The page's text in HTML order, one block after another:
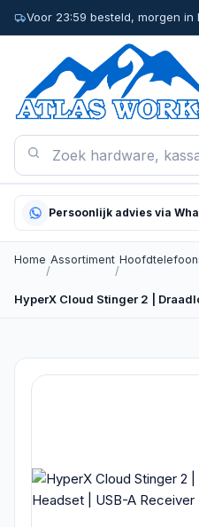
Voor 23:59 besteld, morgen in
Persoonlijk advies via
Home
/
Assortiment
/
HyperX Cloud Stinger 2 |